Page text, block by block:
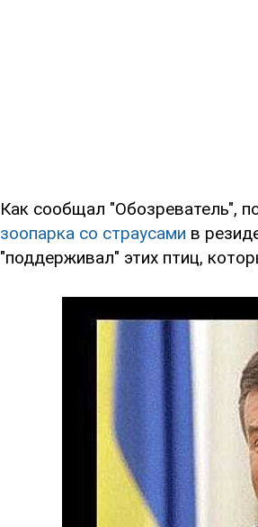
Как сообщал "Обозреватель",
зоопарка со страусами в
"поддерживал" этих птиц,